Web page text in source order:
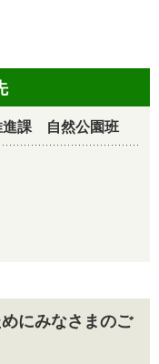
課 自然公園班
にみなさまのご